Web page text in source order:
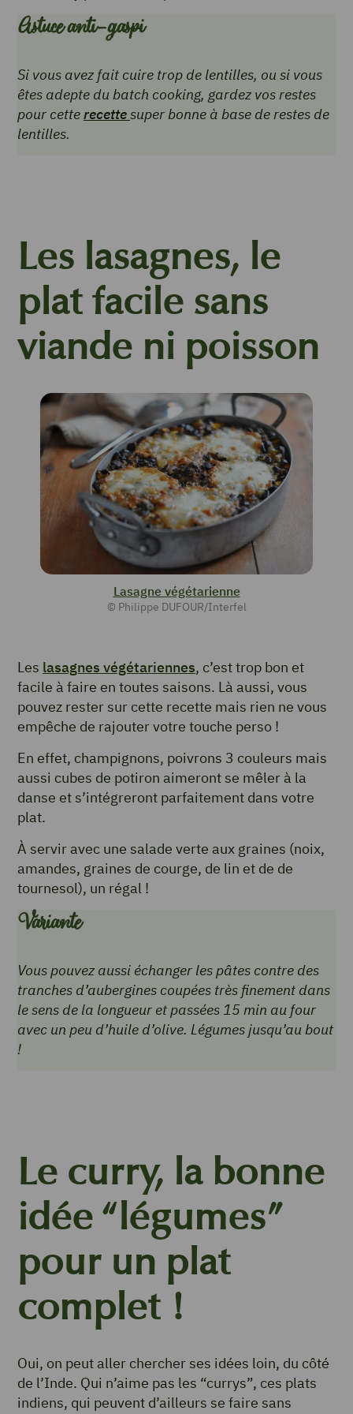
Astuce anti-gaspi
Si vous avez fait cuire trop de lentilles, ou si vous
êtes adepte du batch cooking, gardez vos restes
pour cetterecettesuper bonne à base de restes de
lentilles.
Les lasagnes, le
plat facile sans
viande ni poisson
Lasagne végétarienne
© Philippe DUFOUR/Interfel
Les lasagnes végétariennes, c’est trop bon et
facile à faire en toutes saisons. Là aussi, vous
pouvez rester sur cette recette mais rien ne vous
empêche de rajouter votre touche perso !
En effet, champignons, poivrons 3 couleurs mais
aussi cubes de potiron aimeront se mêler à la
danse et s’intégreront parfaitement dans votre
plat.
À servir avec une salade verte aux graines (noix,
amandes, graines de courge, de lin et de de
tournesol), un régal !
Variante
Vous pouvez aussi échanger les pâtes contre des
tranches d’aubergines coupées très finement dans
le sens de la longueur et passées 15 min au four
avec un peu d’huile d’olive. Légumes jusqu’au bout
!
Le curry, la bonne
idée “légumes”
pour un plat
complet !
Oui, on peut aller chercher ses idées loin, du côté
de l’Inde. Qui n’aime pas les “currys”, ces plats
indiens, qui peuvent d’ailleurs se faire sans